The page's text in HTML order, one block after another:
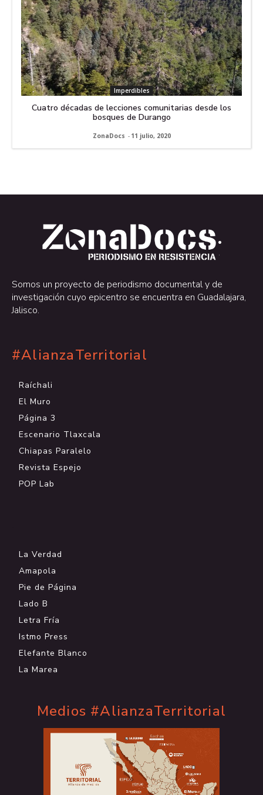
Imperdibles
Cuatro décadas de lecciones comunitarias desde los
bosques de Durango
ZonaDocs - 11 julio, 2020
.
.
Somos un proyecto de periodismo documental y de
investigación cuyo epicentro se encuentra en Guadalajara,
Jalisco.
#AlianzaTerritorial
Raíchali
El Muro
Página 3
Escenario Tlaxcala
Chiapas Paralelo
Revista Espejo
POP Lab
La Verdad
Amapola
Pie de Página
Lado B
Letra Fría
Istmo Press
Elefante Blanco
La Marea
Medios #AlianzaTerritorial